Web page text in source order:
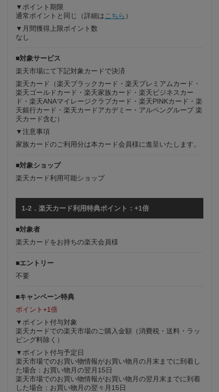
▼ポイント期限
通常ポイントと同じ（詳細は こちら ）
▼月間獲得上限ポイント数
なし
■対象サービス
楽天市場にて下記対象カードで決済
楽天カード（楽天ブラックカード・楽天プレミアムカード・
楽天ゴールドカード・楽天家族カード・楽天ビジネスカー
ド・楽天ANAマイレージクラブカード・楽天PINKカード・楽
天銀行カード・楽天カードアカデミー・アルペングループ 楽
天カード含む）
▼注意事項
家族カードのご利用分は本カード会員様に進呈いたします。
■対象ショップ
楽天カード利用可能ショップ
1-2．楽天カード利用特典ポイント：+1倍
■対象者
楽天カードをお持ちの楽天会員様
■エントリー
不要
■キャンペーン特典
ポイント+1倍
▼ポイント付与対象
楽天カードでの楽天市場のご購入金額（消費税・送料・ラッ
ピング料除く）
▼ポイント付与予定日
楽天市場でのお買い物情報がお買い物月の月末までに到着し
た場合：お買い物月の翌月15日
楽天市場でのお買い物情報がお買い物月の翌月末までに到着
した場合：お買い物月の翌々月15日